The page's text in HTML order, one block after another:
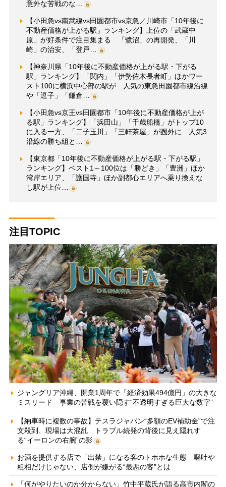
意外な苦戦のな…
【小田急vs南武線vs田園都市vs京急／川崎市「10年後に
不動産価格が上がる駅」ランキング】上位の「武蔵中
原」が好条件で注目集まる 「鷺沼」の再開発、「川
崎」の治安、「登戸…
【神奈川県「10年後に不動産価格が上がる駅・下がる
駅」ランキング】「関内」「伊勢佐木長者町」ほかワー
スト100に横浜中心部の駅が 人気の東急田園都市線沿線
や「逗子」「鎌倉…
【小田急vs京王vs田園都市「10年後に不動産価格が上が
る駅」ランキング】「浜田山」「千歳船橋」がトップ10
に入る一方、「二子玉川」「三軒茶屋」が圏外に 人気3
沿線の勝ち組と…
【東京都「10年後に不動産価格が上がる駅・下がる駅」
ランキング】ベスト1～100位は「勝どき」「豊洲」ほか
湾岸エリア、「護国寺」ほか副都心エリアへ乗り換えな
し駅が上位…
注目TOPIC
ジャングリア沖縄、開業1周年で「経済効果494億円」の大きな
ミスリード 事業の苦戦を覆い隠す“不透明すぎる巨大な数字”
【納車時に複数の事故】テスラジャパン“多額のEV補助金”で注
文殺到、現場は大混乱 トラブル続発の背後に見え隠れす
る“イーロンの右腕”の影
お酒を提供する店で「出禁」になる客のトホホな生態 嘔吐や
粗相だけじゃない、店側が嫌がる“最悪の客”とは
「何がやりたいのか分からない」竹中平蔵氏が語る高市内閣の